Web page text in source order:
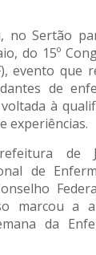
no Sertão
do 15º
evento que
de
à
experiências.
de
de
marcou a
da